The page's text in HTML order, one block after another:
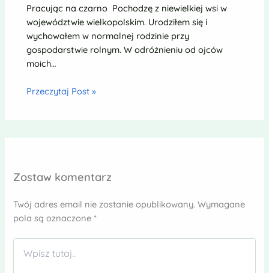
Pracując na czarno Pochodzę z niewielkiej wsi w
województwie wielkopolskim. Urodziłem się i
wychowałem w normalnej rodzinie przy
gospodarstwie rolnym. W odróżnieniu od ojców
moich…
Przeczytaj Post »
Zostaw komentarz
Twój adres email nie zostanie opublikowany. Wymagane
pola są oznaczone*
Wpisz
tutaj..